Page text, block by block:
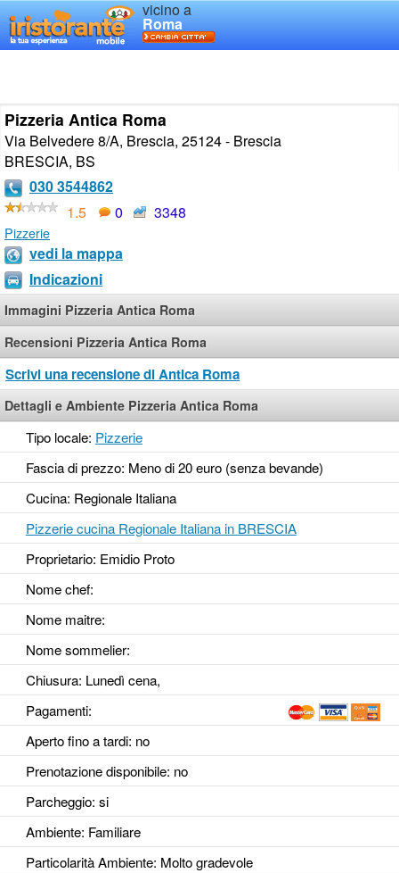
vicino a
Roma
Pizzeria Antica Roma
Via Belvedere 8/A, Brescia, 25124 - Brescia
BRESCIA, BS
030 3544862
1.5
0 3348
Pizzerie
vedi la mappa
Indicazioni
Immagini Pizzeria Antica Roma
Recensioni Pizzeria Antica Roma
Scrivi una recensione di Antica Roma
Dettagli e Ambiente Pizzeria Antica Roma
Tipo locale: Pizzerie
Fascia di prezzo: Meno di 20 euro (senza bevande)
Cucina: Regionale Italiana
Pizzerie cucina Regionale Italiana in BRESCIA
Proprietario: Emidio Proto
Nome chef:
Nome maitre:
Nome sommelier:
Chiusura: Lunedì cena,
Pagamenti:
Aperto fino a tardi: no
Prenotazione disponibile: no
Parcheggio: si
Ambiente: Familiare
Particolarità Ambiente: Molto gradevole